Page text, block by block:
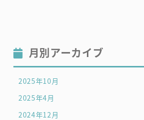
月別アーカイブ
2025年10月
2025年4月
2024年12月